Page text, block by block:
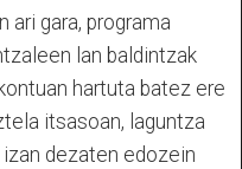
ari gara, programa
lan baldintzak
hartuta batez ere
itsasoan, laguntza
dezaten edozein